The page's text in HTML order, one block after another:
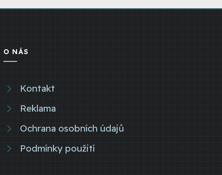
O NÁS
Kontakt
Reklama
Ochrana osobních údajů
Podmínky použití